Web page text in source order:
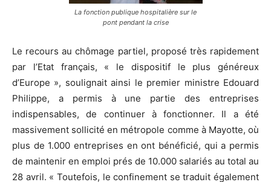
La fonction publique hospitalière sur le
pont pendant la crise
Le recours au chômage partiel, proposé très rapidement
par l’Etat français, « le dispositif le plus généreux
d’Europe », soulignait ainsi le premier ministre Edouard
Philippe, a permis à une partie des entreprises
indispensables, de continuer à fonctionner. Il a été
massivement sollicité en métropole comme à Mayotte, où
plus de 1.000 entreprises en ont bénéficié, qui a permis
de maintenir en emploi prés de 10.000 salariés au total au
28 avril. « Toutefois, le confinement se traduit également